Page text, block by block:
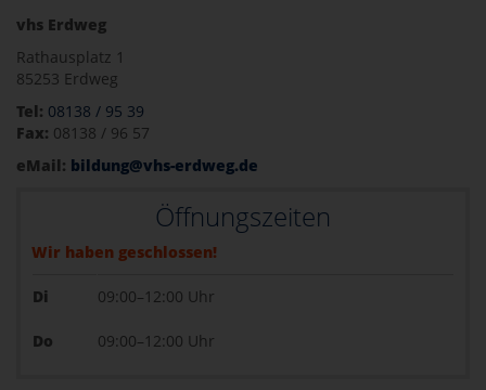
vhs Erdweg
Rathausplatz 1
85253 Erdweg
Tel: 08138 / 95 39
Fax: 08138 / 96 57
eMail: bildung@vhs-erdweg.de
Öffnungszeiten
Wir haben geschlossen!
Di 09:00–12:00 Uhr
Do 09:00–12:00 Uhr